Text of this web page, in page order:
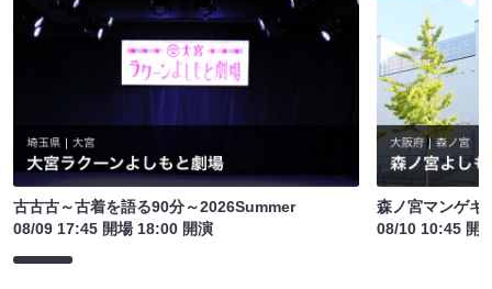
古古古～古着を語る90分～2026Summer
08/09 17:45 開場 18:00 開演
森ノ宮マンゲキ
08/10 10:45 開